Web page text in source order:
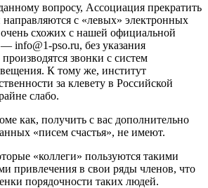
вопросу, Ассоциация прекратить
с «левых» электронных
схожих с нашей официальной
info@1-pso.ru, без указания
звонки с систем
К тому же, институт
за клевету в Российской
слабо.
как, получить с вас дополнительно
«писем счастья», не имеют.
«коллеги» пользуются такими
привлечения в свои ряды членов, что
порядочности таких людей.